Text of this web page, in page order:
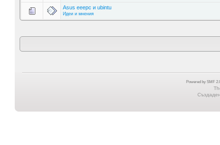
Asus eeepc и ubintu
Идеи и мнения
Powered by SMF